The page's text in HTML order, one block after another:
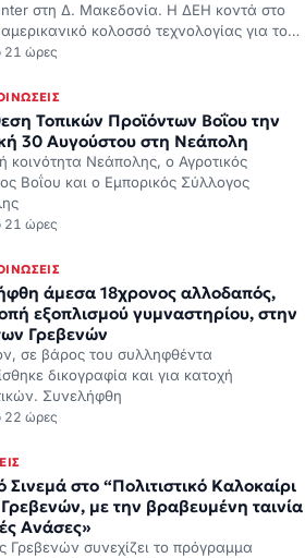
στη Δ. Μακεδονία. Η ΔΕΗ κοντά στο
κολοσσό τεχνολογίας για το…
21 ώρες
Τοπικών Προϊόντων Βοΐου την
30 Αυγούστου στη Νεάπολη
κοινότητα Νεάπολης, ο Αγροτικός
Βοΐου και ο Εμπορικός Σύλλογος
21 ώρες
άμεσα 18χρονος αλλοδαπός,
εξοπλισμού γυμναστηρίου, στην
Γρεβενών
σε βάρος του συλληφθέντα
δικογραφία και για κατοχή
Συνελήφθη
22 ώρες
Σινεμά στο “Πολιτιστικό Καλοκαίρι
με την βραβευμένη ταινία
Ανάσες»
Γρεβενών συνεχίζει το πρόγραμμα